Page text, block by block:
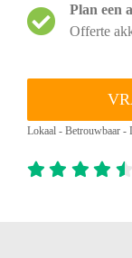
Plan een
Offerte
Lokaal - Betrouwbaar -